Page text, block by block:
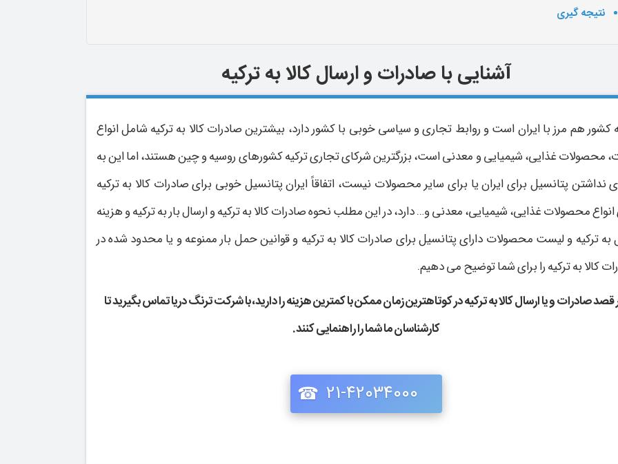
نتیجه گیری
آشنایی با صادرات و ارسال کالا به ترکیه
کشور هم مرز با ایران است و روابط تجاری و سیاسی خوبی با کشور دارد، بیشترین صادرات کالا به ترکیه شامل انواع
محصولات غذایی، شیمیایی و معدنی است، بزرگترین شرکای تجاری ترکیه کشورهای روسیه و چین هستند، اما این به
نداشتن پتانسیل برای ایران یا برای سایر محصولات نیست، اتفاقاً ایران پتانسیل خوبی برای صادرات کالا به ترکیه
انواع محصولات غذایی، شیمیایی، معدنی و… دارد، در این مطلب نحوه صادرات کالا به ترکیه و ارسال بار به ترکیه و هزینه
ترکیه و لیست محصولات دارای پتانسیل برای صادرات کالا به ترکیه و قوانین حمل بار ممنوعه و یا محدود شده در
کالا به ترکیه را برای شما توضیح می دهیم.
قصد صادرات و یا ارسال کالا به ترکیه در کوتاهترین زمان ممکن با کمترین هزینه را دارید، با شرکت ترنگ دریا تماس بگیرید تا
کارشناسان ما شما را راهنمایی کنند.
21-42034000